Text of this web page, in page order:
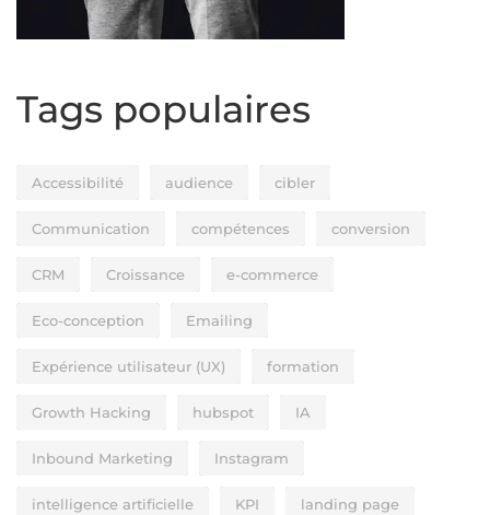
Tags populaires
Accessibilité audience cibler
Communication compétences conversion
CRM Croissance e-commerce
Eco-conception Emailing
Expérience utilisateur (UX) formation
Growth Hacking hubspot IA
Inbound Marketing Instagram
intelligence artificielle KPI landing page